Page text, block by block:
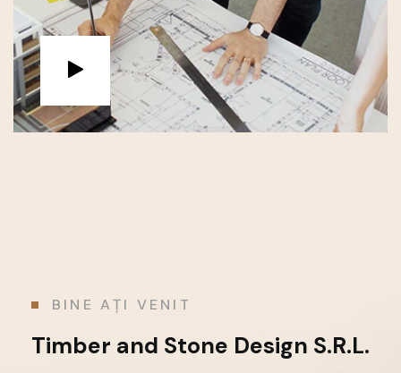
BINE AȚI VENIT
Timber and Stone Design S.R.L.